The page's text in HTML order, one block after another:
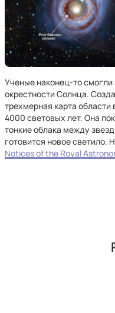
Ученые наконец-то
окрестности Солнца.
трехмерная карта
4000 световых лет. Она
тонкие облака между
готовится новое светило.
Notices of the Royal